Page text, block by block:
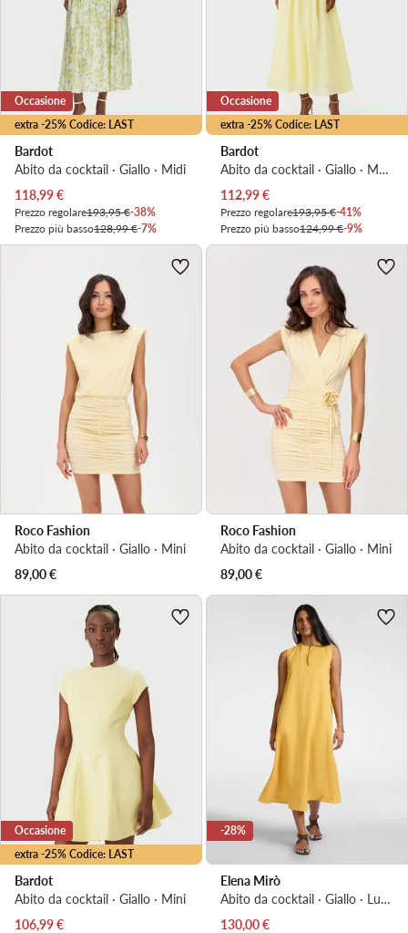
extra -25% Codice: LAST
Occasione
Bardot
Abito da cocktail · Giallo · Midi
Prezzo attuale
118,99€
Prezzo regolare193,95 €-38%
Prezzo più basso128,99 €-7%
extra -25% Codice: LAST
Occasione
Bardot
Abito da cocktail · Giallo · Maxi
Prezzo attuale
112,99€
Prezzo regolare193,95 €-41%
Prezzo più basso124,99 €-9%
Roco Fashion
Abito da cocktail · Giallo · Mini
89,00€
Roco Fashion
Abito da cocktail · Giallo · Mini
89,00€
extra -25% Codice: LAST
Occasione
Bardot
Abito da cocktail · Giallo · Mini
Prezzo attuale
106,99€
-28%
Elena Mirò
Abito da cocktail · Giallo · Lunga
Prezzo attuale
130,00€